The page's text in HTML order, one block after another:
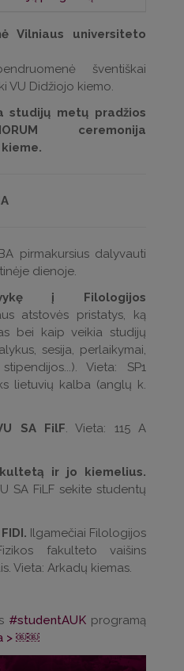
studijų centro) aud.
graikų) filologija –
aud.
kultūros ir medijų
aud.
aud. (Germanistikos
lingvistika,
– 92 (Z.
studijos – J.
– K. Donelaičio
aud.
Vilniaus universiteto
šventiškai
VU Didžiojo kiemo.
studijų metų pradžios
ceremonija
pirmakursius dalyvauti
dienoje.
į Filologijos
atstovės pristatys, ką
bei kaip veikia studijų
sesija, perlaikymai,
Vieta: SP1
lietuvių kalba (anglų k.
SA FilF. Vieta: 115 A
ir jo kiemelius.
SA FiLF sekite studentų
Ilgamečiai Filologijos
fakulteto vaišins
Vieta: Arkadų kiemas.
#studentAUK programą
> ￼￼